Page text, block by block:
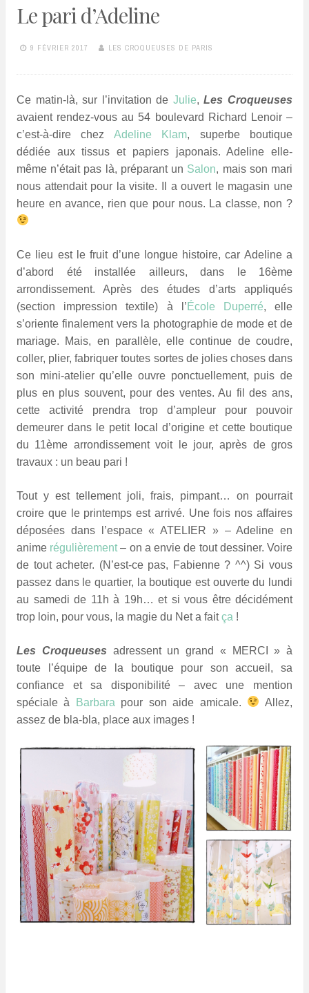
Le pari d’Adeline
9 FÉVRIER 2017 LES CROQUEUSES DE PARIS
Ce matin-là, sur l’invitation de Julie,Les Croqueuses
avaient rendez-vous au 54 boulevard Richard Lenoir –
c’est-à-dire chez Adeline Klam, superbe boutique
dédiée aux tissus et papiers japonais. Adeline elle-
même n’était pas là, préparant un Salon, mais son mari
nous attendait pour la visite. Il a ouvert le magasin une
heure en avance, rien que pour nous. La classe, non ?
Ce lieu est le fruit d’une longue histoire, car Adeline a
d’abord été installée ailleurs, dans le 16ème
arrondissement. Après des études d’arts appliqués
(section impression textile) à l’ École Duperré, elle
s’oriente finalement vers la photographie de mode et de
mariage. Mais, en parallèle, elle continue de coudre,
coller, plier, fabriquer toutes sortes de jolies choses dans
son mini-atelier qu’elle ouvre ponctuellement, puis de
plus en plus souvent, pour des ventes. Au fil des ans,
cette activité prendra trop d’ampleur pour pouvoir
demeurer dans le petit local d’origine et cette boutique
du 11ème arrondissement voit le jour, après de gros
travaux : un beau pari !
Tout y est tellement joli, frais, pimpant… on pourrait
croire que le printemps est arrivé. Une fois nos affaires
déposées dans l’espace « ATELIER » – Adeline en
anime régulièrement– on a envie de tout dessiner. Voire
de tout acheter. (N’est-ce pas, Fabienne ? ^^) Si vous
passez dans le quartier, la boutique est ouvertedu lundi
au samedi de 11h à 19h… et si vous être décidément
trop loin, pour vous, la magie du Net a faitça !
Les Croqueuses adressent un grand « MERCI » à
toute l’équipe de la boutique pour son accueil, sa
confiance et sa disponibilité – avec une mention
spéciale à
Barbara pour son aide amicale.
Allez,
assez de bla-bla, place aux images !